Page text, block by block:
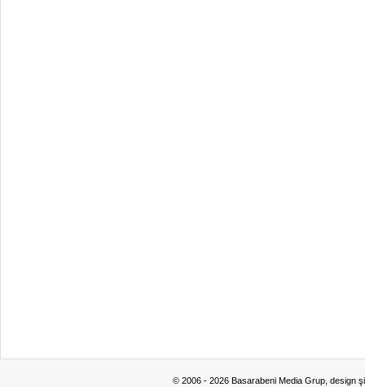
© 2006 - 2026 Basarabeni Media Grup, design